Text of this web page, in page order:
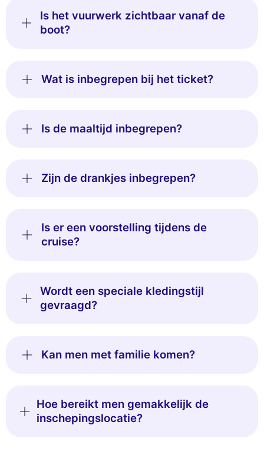
Is het vuurwerk zichtbaar vanaf de
boot?
Wat is inbegrepen bij het ticket?
Is de maaltijd inbegrepen?
Zijn de drankjes inbegrepen?
Is er een voorstelling tijdens de
cruise?
Wordt een speciale kledingstijl
gevraagd?
Kan men met familie komen?
Hoe bereikt men gemakkelijk de
inschepingslocatie?